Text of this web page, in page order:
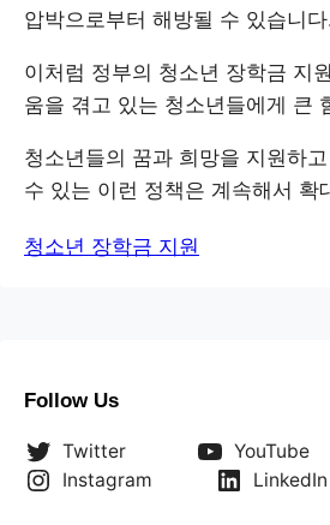
압박으로부터 해방될 수 있습니
이처럼 정부의 청소년 장학금 지
움을 겪고 있는 청소년들에게 큰
청소년들의 꿈과 희망을 지원하
수 있는 이런 정책은 계속해서 확
청소년 장학금 지원
Follow Us
Twitter YouTube
Instagram
LinkedIn